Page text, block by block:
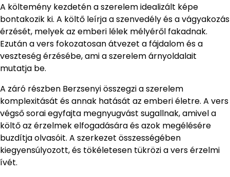
A költemény kezdetén a szerelem idealizált képe
bontakozik ki. A költő leírja a szenvedély és a vágyakozás
érzését, melyek az emberi lélek mélyéről fakadnak.
Ezután a vers fokozatosan átvezet a fájdalom és a
veszteség érzésébe, ami a szerelem árnyoldalait
mutatja be.
A záró részben Berzsenyi összegzi a szerelem
komplexitását és annak hatását az emberi életre. A vers
végső sorai egyfajta megnyugvást sugallnak, amivel a
költő az érzelmek elfogadására és azok megélésére
buzdítja olvasóit. A szerkezet összességében
kiegyensúlyozott, és tökéletesen tükrözi a vers érzelmi
ívét.